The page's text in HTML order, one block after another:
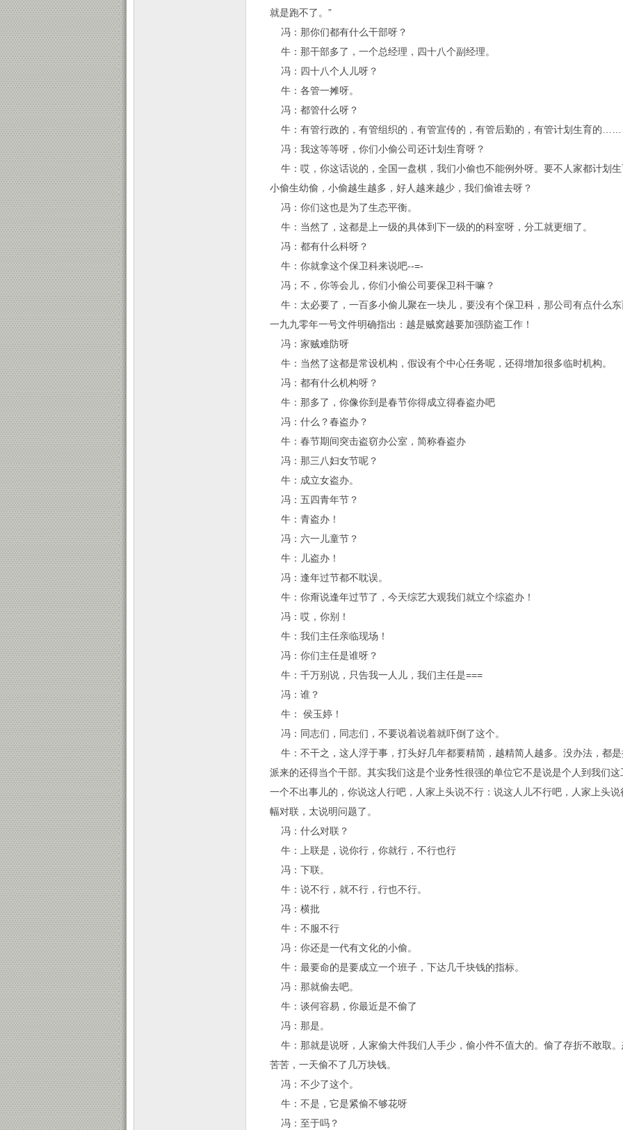
就是跑不了。”
冯：那你们都有什么干部呀？
牛：那干部多了，一个总经理，四十八个副经理。
冯：四十八个人儿呀？
牛：各管一摊呀。
冯：都管什么呀？
牛：有管行政的，有管组织的，有管宣传的，有管后勤的，有管计划生育的……
冯：我这等等呀，你们小偷公司还计划生育呀？
牛：哎，你这话说的，全国一盘棋，我们小偷也不能例外呀。要不人家都计划
小偷生幼偷，小偷越生越多，好人越来越少，我们偷谁去呀？
冯：你们这也是为了生态平衡。
牛：当然了，这都是上一级的具体到下一级的的科室呀，分工就更细了。
冯：都有什么科呀？
牛：你就拿这个保卫科来说吧--=-
冯；不，你等会儿，你们小偷公司要保卫科干嘛？
牛：太必要了，一百多小偷儿聚在一块儿，要没有个保卫科，那公司有点什么
一九九零年一号文件明确指出：越是贼窝越要加强防盗工作！
冯：家贼难防呀
牛：当然了这都是常设机构，假设有个中心任务呢，还得增加很多临时机构。
冯：都有什么机构呀？
牛：那多了，你像你到是春节你得成立得春盗办吧
冯：什么？春盗办？
牛：春节期间突击盗窃办公室，简称春盗办
冯：那三八妇女节呢？
牛：成立女盗办。
冯：五四青年节？
牛：青盗办！
冯：六一儿童节？
牛：儿盗办！
冯：逢年过节都不耽误。
牛：你甭说逢年过节了，今天综艺大观我们就立个综盗办！
冯：哎，你别！
牛：我们主任亲临现场！
冯：你们主任是谁呀？
牛：千万别说，只告我一人儿，我们主任是===
冯：谁？
牛： 侯玉婷！
冯：同志们，同志们，不要说着说着就吓倒了这个。
牛：不干之，这人浮于事，打头好几年都要精简，越精简人越多。没办法，都
派来的还得当个干部。其实我们这是个业务性很强的单位它不是说是个人到我们
一个不出事儿的，你说这人行吧，人家上头说不行：说这人儿不行吧，人家上头
幅对联，太说明问题了。
冯：什么对联？
牛：上联是，说你行，你就行，不行也行
冯：下联。
牛：说不行，就不行，行也不行。
冯：横批
牛：不服不行
冯：你还是一代有文化的小偷。
牛：最要命的是要成立一个班子，下达几千块钱的指标。
冯：那就偷去吧。
牛：谈何容易，你最近是不偷了
冯：那是。
牛：那就是说呀，人家偷大件我们人手少，偷小件不值大的。偷了存折不敢取
苦苦，一天偷不了几万块钱。
冯：不少了这个。
牛：不是，它是紧偷不够花呀
冯：至于吗？